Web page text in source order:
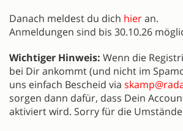
Danach meldest du dich hieran.
Anmeldungen sind bis 30.10.26
Wichtiger Hinweis: Wenn die
bei Dir ankommt (und nicht im
uns einfach Bescheid via
sorgen dann dafür, dass Dein
aktiviert wird. Sorry für die